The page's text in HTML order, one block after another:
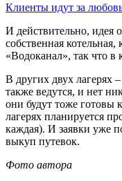
Клиенты идут за
И действительно, идея
собственная
«Водоканал», так что в
В других двух лагерях
также ведутся, и нет
они будут тоже готовы
лагерях планируется
каждая). И заявки уже
выкуп путевок.
Фото автора